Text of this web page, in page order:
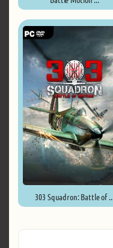
303 Squadron: Battle of ...